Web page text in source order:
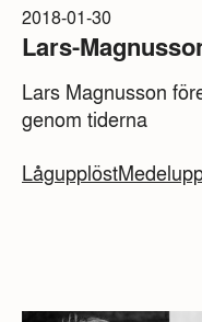
2018-01-30
Lars-
Lars Magnusson
genom tiderna
Lågupplöst